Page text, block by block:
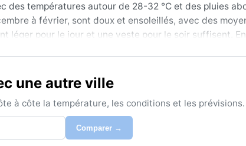
des températures autour de 28-32 °C et des pluies
à février, sont doux et ensoleillés, avec des
léger pour le jour et une veste pour le soir suffisent.
mais plus humide. Les typhons, qui touchent la
des vents violents. En revanche, la neige et le
sans gêner la découverte de cette ville au charme
une autre ville
à côte la température, les conditions et les prévisions.
Comparer →